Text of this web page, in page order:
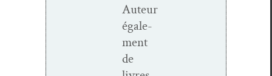
Auteur
égale­
ment
de